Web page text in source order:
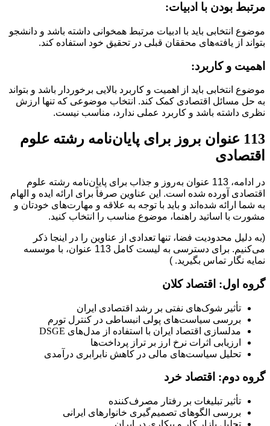
مرتبط بودن با ادبیات:
موضوع انتخابی باید با ادبیات مرتبط همخوانی داشته باشد و دانشجو
بتواند از یافته‌های محققان قبلی در تحقیق خود استفاده کند.
اهمیت و کاربرد:
موضوع انتخابی باید از اهمیت و کاربرد بالایی برخوردار باشد و بتواند
به حل مسائل اقتصادی کمک کند. انتخاب موضوعی که تنها ارزش
نظری داشته باشد و کاربرد عملی ندارد، مناسب نیست.
113 عنوان بروز برای پایان‌نامه رشته علوم
اقتصادی
در ادامه، 113 عنوان به‌روز و جذاب برای پایان‌نامه رشته علوم
اقتصادی آورده شده است. این عناوین صرفاً برای ارائه ایده و الهام
به شما ارائه شده‌اند و باید با توجه به علاقه و مهارت‌های خودتان و
مشورت با اساتید راهنما، موضوع مناسب را انتخاب کنید.
(به دلیل محدودیت فضا، تنها تعدادی از عناوین را در اینجا ذکر
می‌کنیم. برای دسترسی به لیست کامل 113 عنوان، با موسسه
نمایه نگار تماس بگیرید. )
گروه اول: اقتصاد کلان
تأثیر شوک‌های نفتی بر رشد اقتصادی ایران
بررسی سیاست‌های پولی انبساطی در کنترل تورم
مدلسازی اقتصاد ایران با استفاده از مدل‌های DSGE
ارزیابی اثرات نرخ ارز بر تراز پرداخت‌ها
تحلیل سیاست‌های مالی در کاهش نابرابری درآمدی
گروه دوم: اقتصاد خرد
تأثیر تبلیغات بر رفتار مصرف‌کننده
بررسی الگوهای تصمیم‌گیری خانوارهای ایرانی
تحلیل بازار کار و بیکاری در ایران